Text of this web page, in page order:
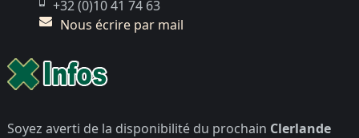
+32 (0)10 41 74 63
Nous écrire par mail
Soyez averti de la disponibilité du prochain Clerlande